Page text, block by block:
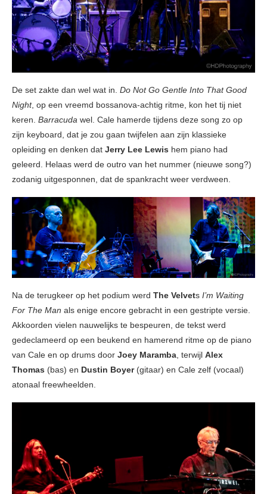
De set zakte dan wel wat in. Do Not Go Gentle Into That Good
Night, op een vreemd bossanova-achtig ritme, kon het tij niet
keren. Barracuda wel. Cale hamerde tijdens deze song zo op
zijn keyboard, dat je zou gaan twijfelen aan zijn klassieke
opleiding en denken dat Jerry Lee Lewis hem piano had
geleerd. Helaas werd de outro van het nummer (nieuwe song?)
zodanig uitgesponnen, dat de spankracht weer verdween.
Na de terugkeer op het podium werd The Velvets I’m Waiting
For The Man als enige encore gebracht in een gestripte versie.
Akkoorden vielen nauwelijks te bespeuren, de tekst werd
gedeclameerd op een beukend en hamerend ritme op de piano
van Cale en op drums door Joey Maramba, terwijl Alex
Thomas (bas) en Dustin Boyer(gitaar) en Cale zelf (vocaal)
atonaal freewheelden.